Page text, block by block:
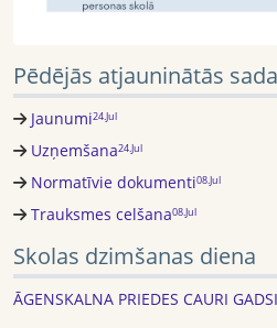
Pēdējās atjauninātās
Jaunumi24.Jul
Uzņemšana24.Jul
Normatīvie dokumenti08.Jul
Trauksmes celšana08.Jul
Skolas dzimšanas diena
ĀGENSKALNA PRIEDES CAURI